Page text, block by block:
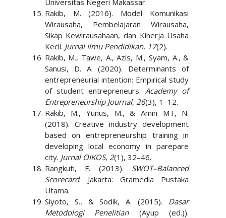
Universitas Negeri Makassar.
Rakib, M. (2016). Model Komunikasi
Wirausaha, Pembelajaran Wirausaha,
Sikap Kewirausahaan, dan Kinerja Usaha
Kecil. Jurnal Ilmu Pendidikan, 17(2).
Rakib, M., Tawe, A., Azis, M., Syam, A., &
Sanusi, D. A. (2020). Determinants of
entrepreneurial intention: Empirical study
of student entrepreneurs.Academy of
Entrepreneurship Journal, 26(3), 1–12.
Rakib, M., Yunus, M., & Amin MT, N.
(2018). Creative industry development
based on entrepreneurship training in
developing local economy in parepare
city. Jurnal OIKOS, 2(1), 32–46.
Rangkuti, F. (2013). SWOT–Balanced
Scorecard. Jakarta: Gramedia Pustaka
Utama.
Siyoto, S., & Sodik, A. (2015). Dasar
Metodologi Penelitian(Ayup (ed.)).